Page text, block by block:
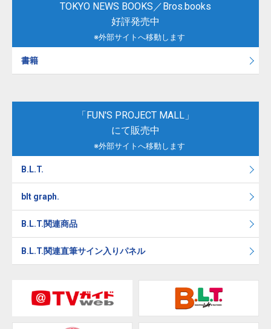
TOKYO NEWS BOOKS／Bros.books
好評発売中
※外部サイトへ移動します
書籍
「FUN'S PROJECT MALL」
にて販売中
※外部サイトへ移動します
B.L.T.
blt graph.
B.L.T.関連商品
B.L.T.関連直筆サイン入りパネル